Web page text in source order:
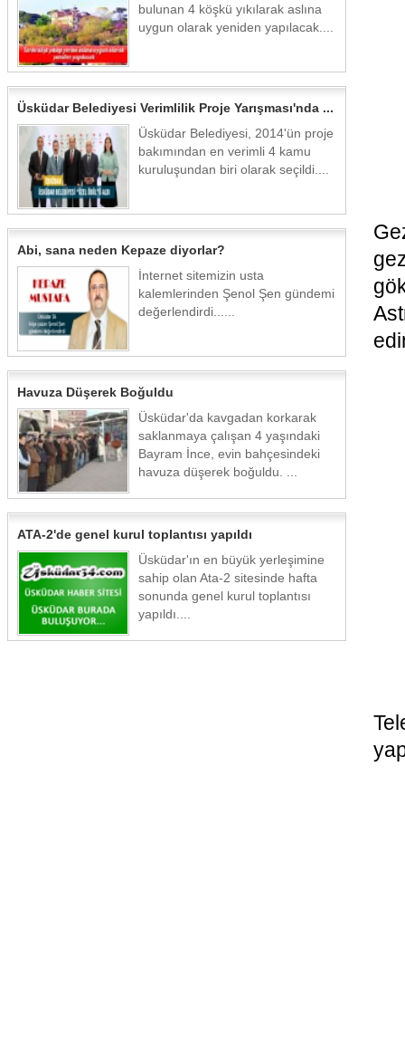
bulunan 4 köşkü yıkılarak aslına
uygun olarak yeniden yapılacak....
Üsküdar Belediyesi Verimlilik Proje Yarışması'nda ...
Üsküdar Belediyesi, 2014'ün proje
bakımından en verimli 4 kamu
kuruluşundan biri olarak seçildi....
Abi, sana neden Kepaze diyorlar?
İnternet sitemizin usta
kalemlerinden Şenol Şen gündemi
değerlendirdi......
Havuza Düşerek Boğuldu
Üsküdar'da kavgadan korkarak
saklanmaya çalışan 4 yaşındaki
Bayram İnce, evin bahçesindeki
havuza düşerek boğuldu. ...
ATA-2'de genel kurul toplantısı yapıldı
Üsküdar'ın en büyük yerleşimine
sahip olan Ata-2 sitesinde hafta
sonunda genel kurul toplantısı
yapıldı....